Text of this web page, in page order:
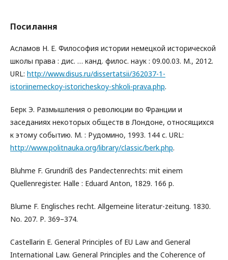
Посилання
Асламов Н. Е. Философия истории немецкой исторической
школы права : дис. … канд. филос. наук : 09.00.03. М., 2012.
URL: http://www.disus.ru/dissertatsii/362037-1-
istoriinemeckoy-istoricheskoy-shkoli-prava.php.
Берк Э. Размышления о революции во Франции и
заседаниях некоторых обществ в Лондоне, относящихся
к этому событию. М. : Рудомино, 1993. 144 с. URL:
http://www.politnauka.org/library/classic/berk.php.
Bluhme F. Grundriß des Pandectenrechts: mit einem
Quellenregister. Halle : Eduard Anton, 1829. 166 p.
Blume F. Englisches recht. Allgemeine literatur-zeitung. 1830.
No. 207. Р. 369–374.
Castellarin E. General Principles of EU Law and General
International Law. General Principles and the Coherence of